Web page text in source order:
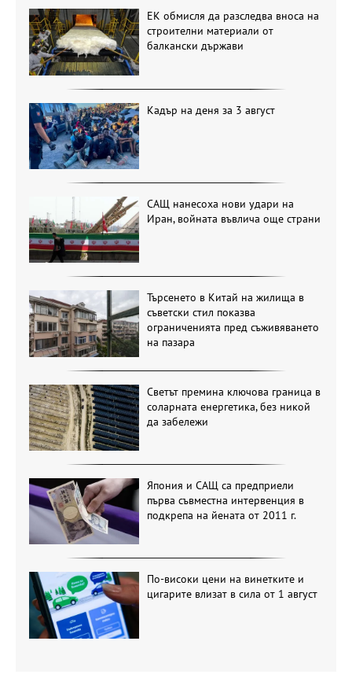
ЕК обмисля да разследва вноса на
строителни материали от
балкански държави
Кадър на деня за 3 август
САЩ нанесоха нови удари на
Иран, войната въвлича още страни
Търсенето в Китай на жилища в
съветски стил показва
ограниченията пред съживяването
на пазара
Светът премина ключова граница в
соларната енергетика, без никой
да забележи
Япония и САЩ са предприели
първа съвместна интервенция в
подкрепа на йената от 2011 г.
По-високи цени на винетките и
цигарите влизат в сила от 1 август